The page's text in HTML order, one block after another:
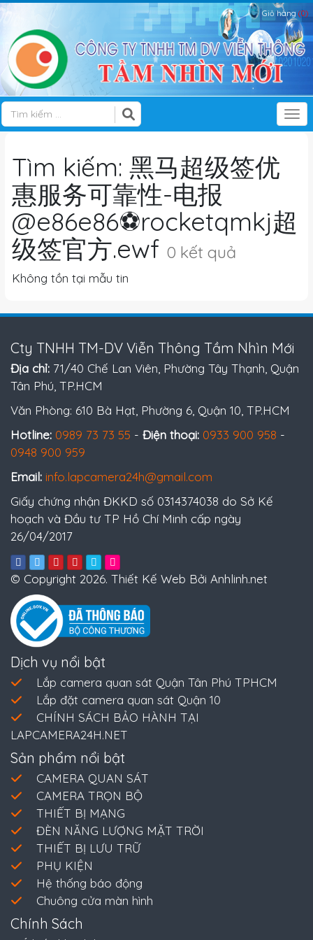
Giỏ hàng (0)
Tìm kiếm: 黑马超级签优
惠服务可靠性-电报
@e86e86⚽️rocketqmkj超
级签官方.ewf 0 kết quả
Không tồn tại mẫu tin
Cty TNHH TM-DV Viễn Thông Tầm Nhìn Mới
Địa chỉ: 71/40 Chế Lan Viên, Phường Tây Thạnh, Quận
Tân Phú, TP.HCM
Văn Phòng: 610 Bà Hạt, Phường 6, Quận 10, TP.HCM
Hotline: 0989 73 73 55 - Điện thoại: 0933 900 958 -
0948 900 959
Email: info.lapcamera24h@gmail.com
Giấy chứng nhận ĐKKD số 0314374038 do Sở Kế
hoạch và Đầu tư TP Hồ Chí Minh cấp ngày
26/04/2017
© Copyright 2026. Thiết Kế Web Bởi Anhlinh.net
Dịch vụ nổi bật
Lắp camera quan sát Quận Tân Phú TPHCM
Lắp đặt camera quan sát Quận 10
CHÍNH SÁCH BẢO HÀNH TẠI
LAPCAMERA24H.NET
Sản phẩm nổi bật
CAMERA QUAN SÁT
CAMERA TRỌN BỘ
THIẾT BỊ MẠNG
ĐÈN NĂNG LƯỢNG MẶT TRỜI
THIẾT BỊ LƯU TRỮ
PHỤ KIỆN
Hệ thống báo động
Chuông cửa màn hình
Chính Sách